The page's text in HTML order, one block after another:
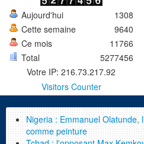
Aujourd'hui
Cette semaine
Ce mois
Total
1308
9640
11766
5277456
Votre IP: 216.73.217.92
Visitors Counter
Nigeria : Emmanuel
comme peinture